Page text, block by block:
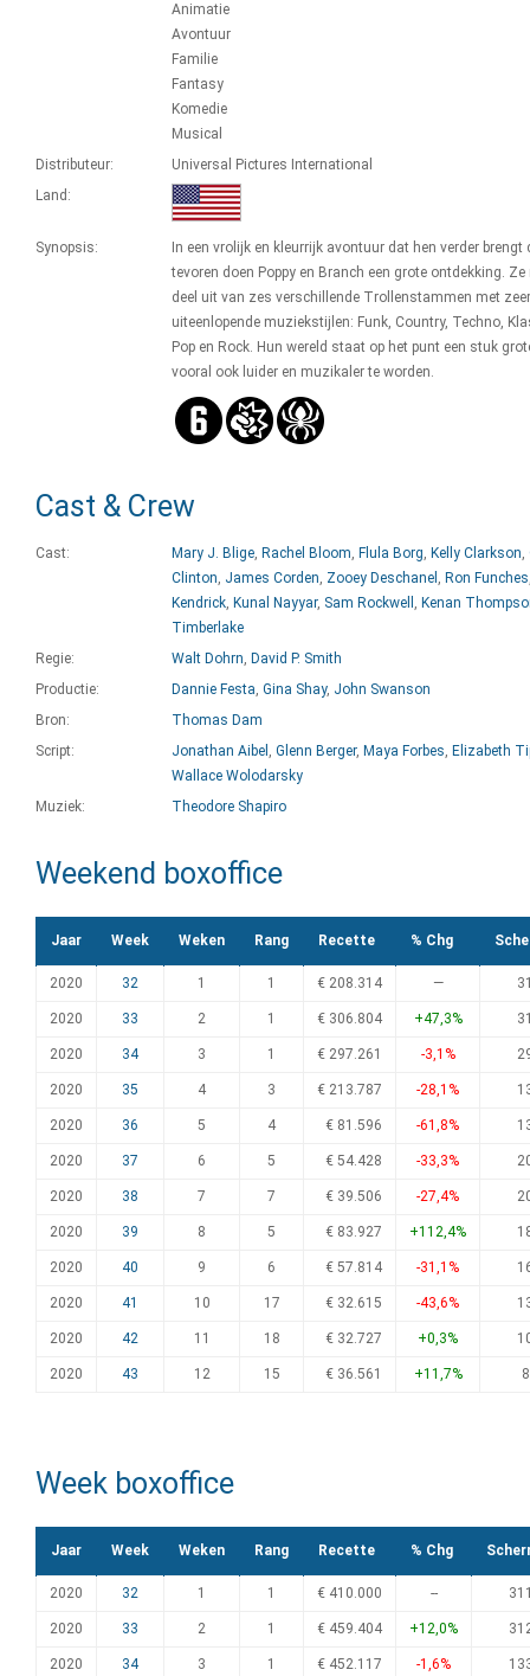
Animatie
Avontuur
Familie
Fantasy
Komedie
Musical
Distributeur:
Universal Pictures International
Land:
Synopsis:
In een vrolijk en kleurrijk avontuur dat hen verder brengt
tevoren doen Poppy en Branch een grote ontdekking. Ze
deel uit van zes verschillende Trollenstammen met zeer
uiteenlopende muziekstijlen: Funk, Country, Techno,
Pop en Rock. Hun wereld staat op het punt een stuk
vooral ook luider en muzikaler te worden.
Cast & Crew
Cast: Mary J. Blige, Rachel Bloom, Flula Borg, Kelly Clarkson,
Clinton, James Corden, Zooey Deschanel , Ron Funches
Kendrick, Kunal Nayyar, Sam Rockwell , Kenan
Timberlake
Regie:
Walt Dohrn, David P. Smith
Productie:
Dannie Festa, Gina Shay, John Swanson
Bron:
Thomas Dam
Script:
Jonathan Aibel , Glenn Berger, Maya Forbes, Elizabeth
Wallace Wolodarsky
Muziek:
Theodore Shapiro
Weekend boxoffice
Jaar Week Weken Rang Recette % Chg
2020 32 1 1 € 208.314 —
2020 33 2 1 € 306.804 +47,3%
2020 34 3 1 € 297.261 -3,1%
2020 35 4 3 € 213.787 -28,1%
2020 36 5 4 € 81.596 -61,8%
2020 37 6 5 € 54.428 -33,3%
2020 38 7 7 € 39.506 -27,4%
2020 39 8 5 € 83.927 +112,4%
2020 40 9 6 € 57.814 -31,1%
2020 41 10 17 € 32.615 -43,6%
2020 42 11 18 € 32.727 +0,3%
2020 43 12 15 € 36.561 +11,7%
Week boxoffice
Jaar Week Weken Rang Recette % Chg
2020 32 1 1 € 410.000 --
2020 33 2 1 € 459.404 +12,0%
2020 34 3 1 € 452.117 -1,6%